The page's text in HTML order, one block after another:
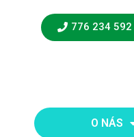
776 234 592
O NÁS